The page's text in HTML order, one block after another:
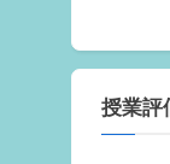
授業評